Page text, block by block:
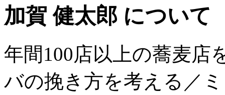
加賀 健太郎 について
年間100店以上の蕎麦店
バの挽き方を考える／